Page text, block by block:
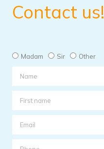
Contact us!
Madam Sir Other